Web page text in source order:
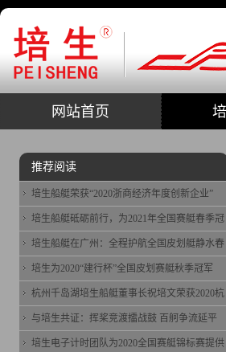
网站首页
推荐阅读
培生船艇荣获“2020浙商经济年度创新企业”
培生船艇砥砺前行，为2021年全国赛艇春季冠
培生船艇在广州：全程护航全国皮划艇静水春
培生为2020“建行杯”全国皮划赛艇秋季冠军
杭州千岛湖培生船艇董事长祝培文荣获2020杭
与培生共证：挥桨竞渡擂战鼓 百舸争流延平
培生电子计时团队为2020全国赛艇锦标赛提供